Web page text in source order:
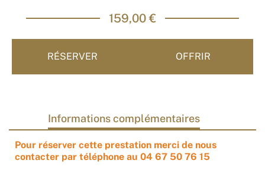
RÉSERVER OFFRIR
159,00 €
Informations complémentaires
Pour réserver cette prestation merci de nous
contacter par téléphone au 04 67 50 76 15